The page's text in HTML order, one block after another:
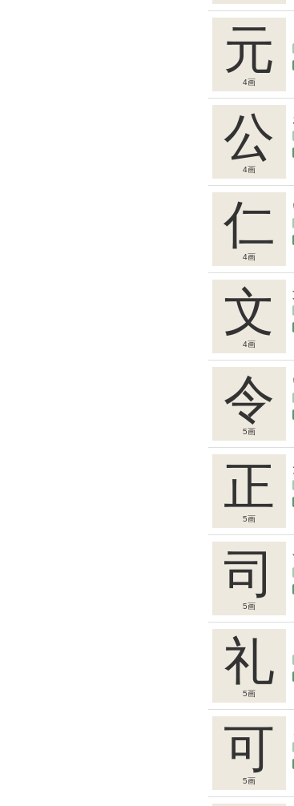
元
4画
公
4画
仁
4画
文
4画
令
5画
正
5画
司
5画
礼
5画
可
5画